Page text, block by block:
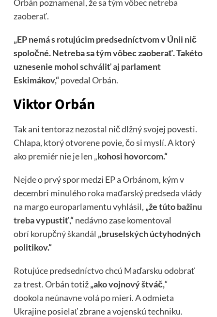
Orbán poznamenal, že sa tým vôbec netreba
zaoberať.
„EP nemá s rotujúcim predsedníctvom v Únii nič
spoločné. Netreba sa tým vôbec zaoberať. Takéto
uznesenie mohol schváliť aj parlament
Eskimákov,“povedal Orbán.
Viktor Orbán
Tak ani tentoraz nezostal nič dlžný svojej povesti.
Chlapa, ktorý otvorene povie, čo si myslí. A ktorý
ako premiér nie je len „kohosi hovorcom.“
Nejde o prvý spor medzi EP a Orbánom, kým v
decembri minulého roka maďarský predseda vlády
na margo europarlamentu vyhlásil, „že túto bažinu
treba vypustiť,“nedávno zase komentoval
obríkorupčný škandál „bruselských úctyhodných
politikov.“
Rotujúce predsedníctvo chcú Maďarsku odobrať
za trest. Orbán totiž„ako vojnový štváč,“
dookola neúnavne volá po mieri.A odmieta
Ukrajine posielať zbrane a vojenskú techniku.